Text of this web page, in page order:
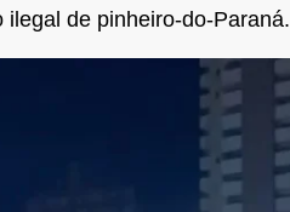
de pinheiro-do-Paraná.